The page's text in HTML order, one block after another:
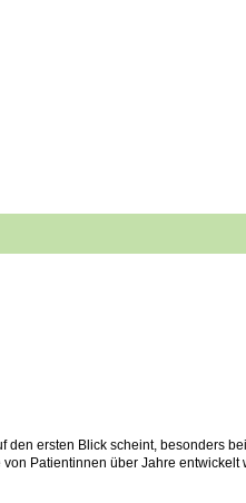
ersten Blick scheint, besonders
Patientinnen über Jahre entwickelt